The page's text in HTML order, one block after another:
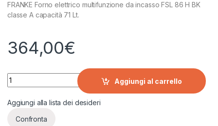
FRANKE Forno elettrico multifunzione da incasso FSL 86 H BK
classe A capacità 71 Lt.
364,00€
FRANKE Forno elettrico multifunzione da incasso FSL 86 H
Aggiungi al carrello
Aggiungi alla lista dei desideri
Confronta